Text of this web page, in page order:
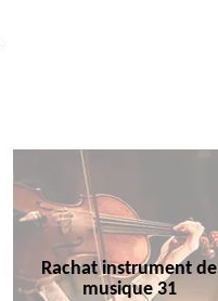
Rachat instrument de
musique 31